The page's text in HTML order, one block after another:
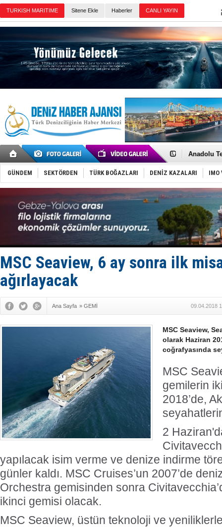
Sitene Ekle Haberler
İnsansız
Anadolu
Derince,
Tüpraş,
İTU AUV,
LNG
PROYAD,
Türkiye-
Türk
Deniz
DÖDER,
Fairline,
Runit
GÜNDEM SEKTÖRDEN TÜRK BOĞAZLARI DENİZ KAZALARI IMO
MSC Seaview, 6 ay sonra ilk
ağırlayacak
Ana Sayfa » GEMİ 09.04.2018
MSC Seaview,
olarak Haziran
coğrafyasında
MSC
gemilerin
2018’de,
2
yapılacak isim verme ve denize indirme
günler kaldı. MSC Cruises’un 2007’de
Orchestra gemisinden sonra
ikinci gemisi olacak.
MSC Seaview, üstün teknoloji ve